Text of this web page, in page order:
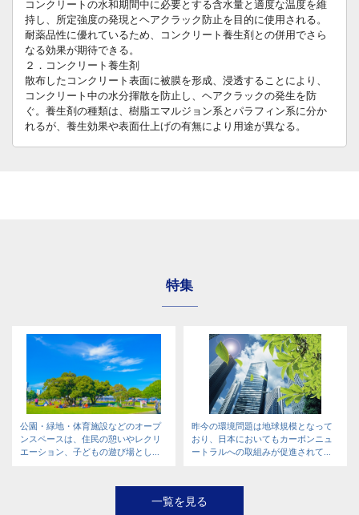
コンクリートの水和期間中に必要とする含水量と適度な温度を維
持し、所定強度の発現とヘアクラック防止を目的に使用される。
耐薬品性に優れているため、コンクリート養生剤との併用でさら
なる効果が期待できる。
２．コンクリート養生剤
散布したコンクリート表面に被膜を形成、浸透することにより、
コンクリート中の水分揮散を防止し、ヘアクラックの発生を防
ぐ。養生剤の種類は、樹脂エマルジョン系とパラフィン系に分か
れるが、養生効果や表面仕上げの有無により用途が異なる。
特集
公園・緑地・体育施設などのオープ
ンスペースは、住民の憩いやレクリ
エーション、子どもの遊び場とし...
昨今の環境問題は地球規模となって
おり、日本においてもカーボンニュ
ートラルへの取組みが促進されて...
一覧を見る